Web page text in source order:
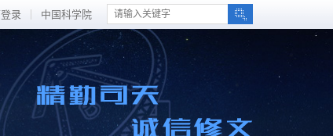
录 中国科学院